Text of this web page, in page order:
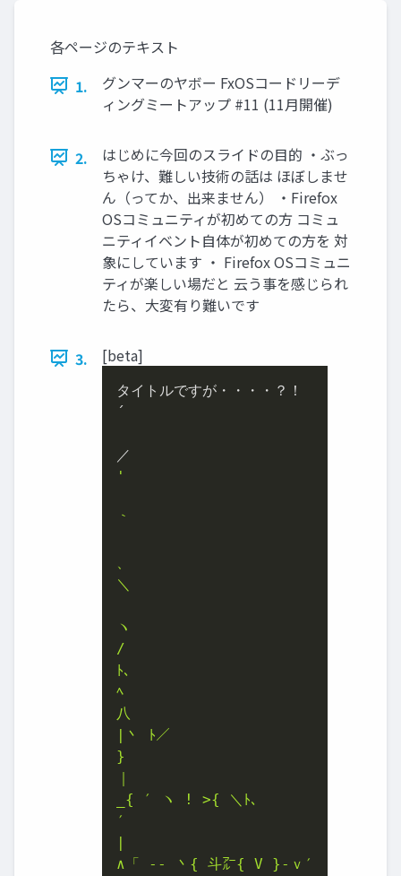
各ページのテキスト
1.
グンマーのヤボー FxOSコードリーデ
ィングミートアップ #11 (11月開催)
2.
はじめに今回のスライドの目的 ・ぶっ
ちゃけ、難しい技術の話は ほぼしませ
ん（ってか、出来ません） ・Firefox
OSコミュニティが初めての方 コミュ
ニティイベント自体が初めての方を 対
象にしています ・ Firefox OSコミュニ
ティが楽しい場だと 云う事を感じられ
たら、大変有り難いです
3. [beta]
タイトルですが・・・・？！
´
'
｀
＼
ヽ
/
ﾄ､
ﾍ
八
|丶 ﾄ／
}
｜
_{ ′ ヽ ! >{ ＼ﾄ､
′
|
∧「 ‐- 丶{ 斗㌃{ V }‐ｖ′